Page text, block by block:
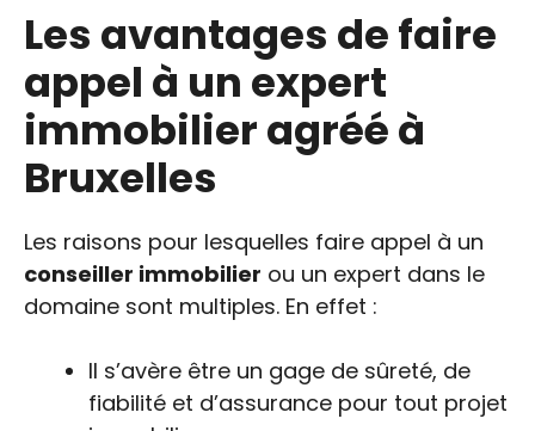
Les avantages de faire
appel à un expert
immobilier agréé à
Bruxelles
Les raisons pour lesquelles faire appel à un
conseiller immobilier ou un expert dans le
domaine sont multiples. En effet :
Il s’avère être un gage de sûreté, de
fiabilité et d’assurance pour tout projet